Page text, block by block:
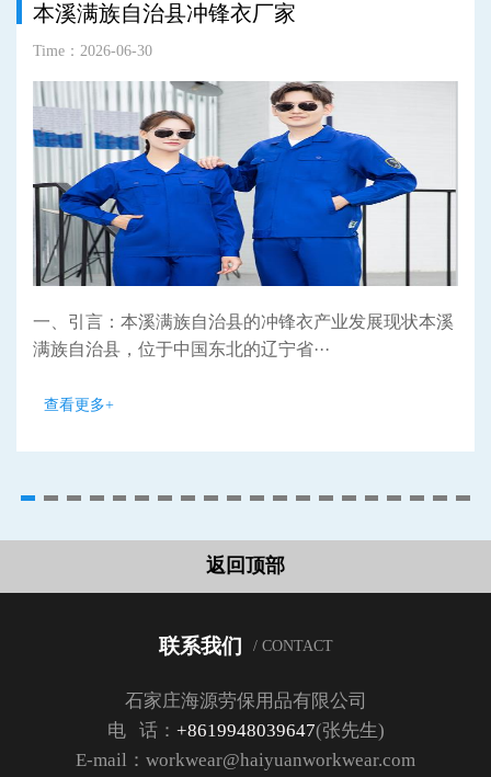
本溪满族自治县冲锋衣厂家
Time：2026-06-30
一、引言：本溪满族自治县的冲锋衣产业发展现状本溪
满族自治县，位于中国东北的辽宁省···
查看更多+
返回顶部
联系我们 / CONTACT
石家庄海源劳保用品有限公司
电 话： +8619948039647(张先生)
E-mail：workwear@haiyuanworkwear.com